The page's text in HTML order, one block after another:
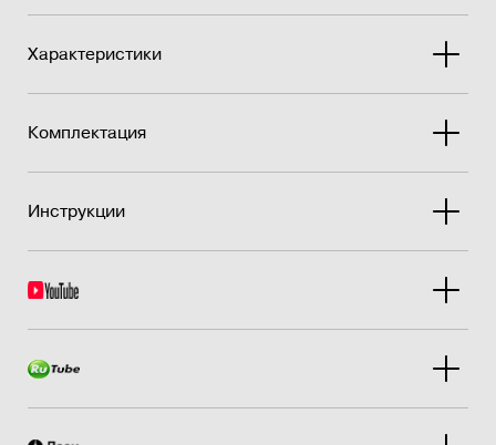
Характеристики
Комплектация
Инструкции